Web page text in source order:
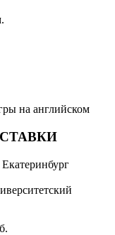
на английском